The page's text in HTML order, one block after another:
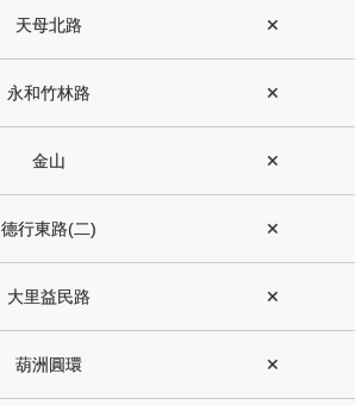
天母北路 ✕
永和竹林路 ✕
金山 ✕
德行東路(二) ✕
大里益民路 ✕
葫洲圓環 ✕